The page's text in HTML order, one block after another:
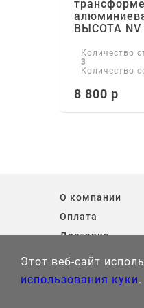
ВЫСОТА NV
Количество
3
Количество
8 800 р
О компании
Оплата
Доставка
Контакты
Этот веб-сайт
использования куки.